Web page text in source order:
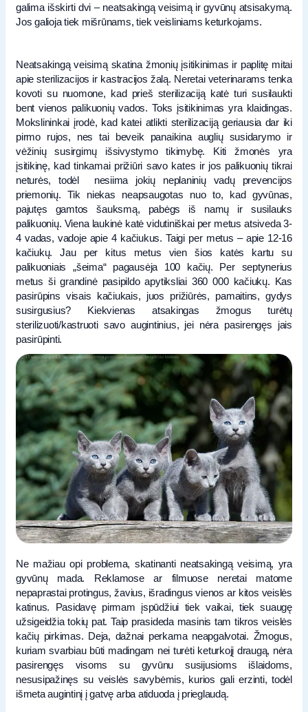
galima išskirti dvi – neatsakingą veisimą ir gyvūnų atsisakymą.
Jos galioja tiek mišrūnams, tiek veisliniams keturkojams.
Neatsakingą veisimą skatina žmonių įsitikinimas ir paplitę mitai
apie sterilizacijos ir kastracijos žalą. Neretai veterinarams tenka
kovoti su nuomone, kad prieš sterilizaciją katė turi susilaukti
bent vienos palikuonių vados. Toks įsitikinimas yra klaidingas.
Mokslininkai įrodė, kad katei atlikti sterilizaciją geriausia dar iki
pirmo rujos, nes tai beveik panaikina auglių susidarymo ir
vėžinių susirgimų išsivystymo tikimybę. Kiti žmonės yra
įsitikinę, kad tinkamai prižiūri savo kates ir jos palikuonių tikrai
neturės, todėl nesiima jokių neplaninių vadų prevencijos
priemonių. Tik niekas neapsaugotas nuo to, kad gyvūnas,
pajutęs gamtos šauksmą, pabėgs iš namų ir susilauks
palikuonių. Viena laukinė katė vidutiniškai per metus atsiveda 3-
4 vadas, vadoje apie 4 kačiukus. Taigi per metus – apie 12-16
kačiukų. Jau per kitus metus vien šios katės kartu su
palikuoniais „šeima“ pagausėja 100 kačių. Per septynerius
metus ši grandinė pasipildo apytiksliai 360 000 kačiukų. Kas
pasirūpins visais kačiukais, juos prižiūrės, pamaitins, gydys
susirgusius? Kiekvienas atsakingas žmogus turėtų
sterilizuoti/kastruoti savo augintinius, jei nėra pasirengęs jais
pasirūpinti.
Ne mažiau opi problema, skatinanti neatsakingą veisimą, yra
gyvūnų mada. Reklamose ar filmuose neretai matome
nepaprastai protingus, žavius, išradingus vienos ar kitos veislės
katinus. Pasidavę pirmam įspūdžiui tiek vaikai, tiek suaugę
užsigeidžia tokių pat. Taip prasideda masinis tam tikros veislės
kačių pirkimas. Deja, dažnai perkama neapgalvotai. Žmogus,
kuriam svarbiau būti madingam nei turėti keturkojį draugą, nėra
pasirengęs visoms su gyvūnu susijusioms išlaidoms,
nesusipažinęs su veislės savybėmis, kurios gali erzinti, todėl
išmeta augintinį į gatvę arba atiduoda į prieglaudą.